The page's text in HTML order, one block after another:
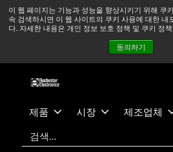
이 웹 페이지는 기능과 성능을 향상시키기 위해 쿠
속 검색하시면 이 웹 사이트의 쿠키 사용에 대한 내
다. 자세한 내용은 개인 정보 보호 정책 및 쿠키 정
동의하기
츠
건
중동 지역 상황을 지속적으로 주시하고
정상적으로 운영되고 있습니다.
뉴스
문의하기
제품 시장 제조업체
검색